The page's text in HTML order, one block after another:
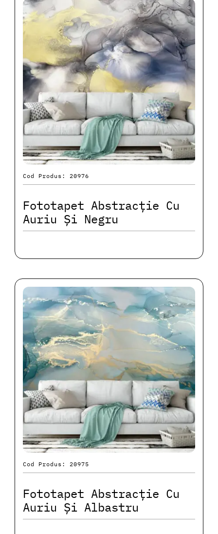
Cod Produs: 20976
Fototapet Abstracție Cu
Auriu Și Negru
Cod Produs: 20975
Fototapet Abstracție Cu
Auriu Și Albastru